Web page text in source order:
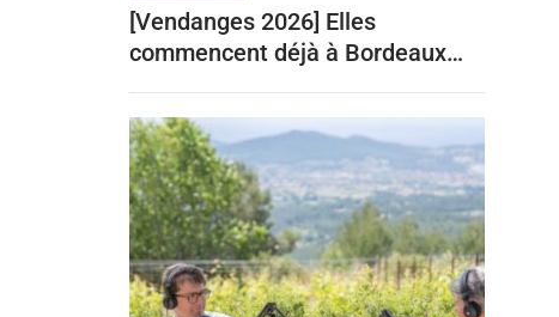
[Vendanges 2026] Elles
commencent déjà à Bordeaux